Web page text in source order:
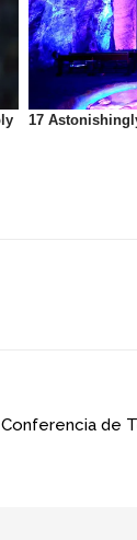
Conferencia de